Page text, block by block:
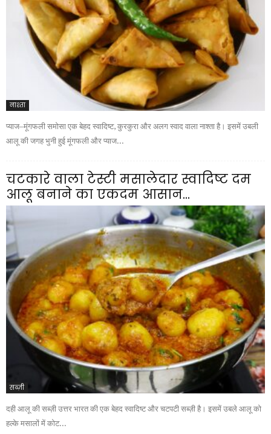
नाश्ता
प्याज–मूंगफली समोसा एक बेहद स्वादिष्ट, कुरकुरा और अलग स्वाद वाला नाश्ता है। इसमें उबली
आलू की जगह भुनी हुई मूंगफली और प्याज...
चटकारे वाला टेस्टी मसालेदार स्वादिष्ट दम
आलू बनाने का एकदम आसान...
सब्ज़ी
दही आलू की सब्ज़ी उत्तर भारत की एक बेहद स्वादिष्ट और चटपटी सब्ज़ी है। इसमें उबले आलू को
हल्के मसालों में कोट...